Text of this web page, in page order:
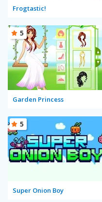
Frogtastic!
Garden Princess
5
Super Onion Boy
5